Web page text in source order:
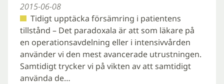
2015-06-08
Tidigt upptäcka försämring i patientens
tillstånd – Det paradoxala är att som läkare på
en operationsavdelning eller i intensivvården
använder vi den mest avancerade utrustningen.
Samtidigt trycker vi på vikten av att samtidigt
använda de…